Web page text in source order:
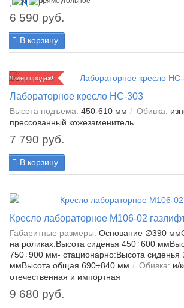
6 590 руб.
В корзину
Лидер продаж!
Лабораторное кресло НС-303
Высота подъема: 450-610 мм Обивка:
прессованный кожезаменитель
7 790 руб.
В корзину
Кресло лабораторное М106-02
Габаритные размеры: Основание ∅390
на роликах:Высота сиденья 450÷600
750÷900 мм- стационарно:Высота сиденья
ммВысота общая 690÷840 мм
Обивка: и/
отечественная и импортная
9 680 руб.